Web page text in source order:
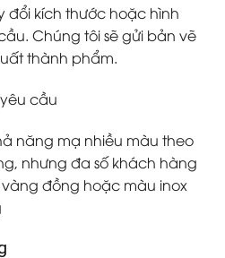
đổi kích thước hoặc hình
Chúng tôi sẽ gửi bản vẽ
thành phẩm.
cầu
năng mạ nhiều màu theo
nhưng đa số khách hàng
đồng hoặc màu inox